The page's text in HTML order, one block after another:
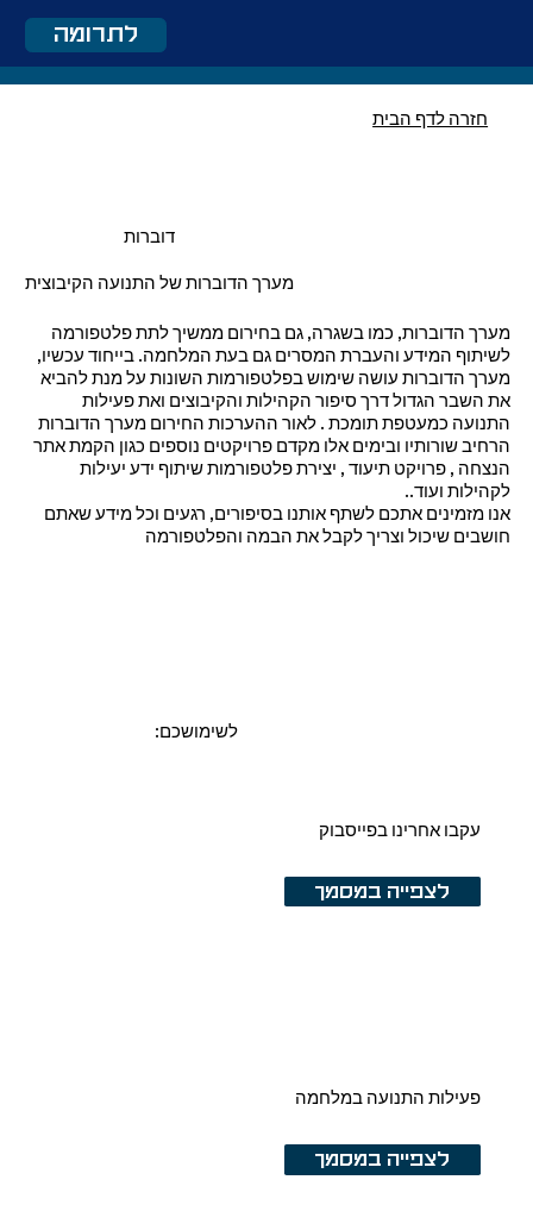
לתרומה
מערך הדוברות, כמו בשגרה, גם בחירום ממשיך לתת פלטפורמה
לשיתוף המידע והעברת המסרים גם בעת המלחמה. בייחוד עכשיו,
מערך הדוברות עושה שימוש בפלטפורמות השונות על מנת להביא
את השבר הגדול דרך סיפור הקהילות והקיבוצים ואת פעילות
התנועה כמעטפת תומכת . לאור ההערכות החירום מערך הדוברות
הרחיב שורותיו ובימים אלו מקדם פרויקטים נוספים כגון הקמת אתר
הנצחה , פרויקט תיעוד , יצירת פלטפורמות שיתוף ידע יעילות
לקהילות ועוד..
אנו מזמינים אתכם לשתף אותנו בסיפורים, רגעים וכל מידע שאתם
חושבים שיכול וצריך לקבל את הבמה והפלטפורמה
מערך הדוברות של התנועה הקיבוצית
דוברות
חזרה לדף הבית
:לשימושכם
עקבו אחרינו בפייסבוק
לצפייה במסמך
פעילות התנועה במלחמה
לצפייה במסמך